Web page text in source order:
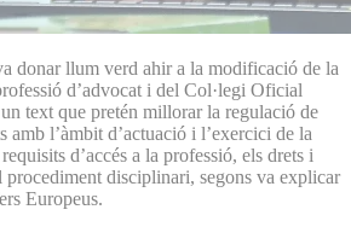
donar llum verd ahir a la modificació de la
d’advocat i del Col·legi Oficial
text que pretén millorar la regulació de
amb l’àmbit d’actuació i l’exercici de la
d’accés a la professió, els drets i
procediment disciplinari, segons va explicar
Europeus.